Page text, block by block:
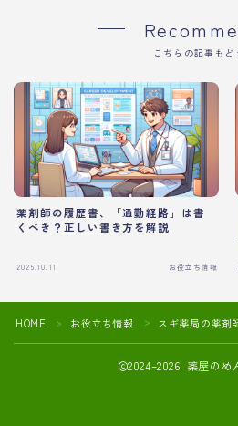
こちらの記事もど
薬剤師の履歴書、「通勤経路」は書
くべき？正しい書き方を解説
2025.10.11 お役立ち情報
HOME ＞ お役立ち情報 ＞ スギ薬局の薬剤
2024–2026 薬屋のめ